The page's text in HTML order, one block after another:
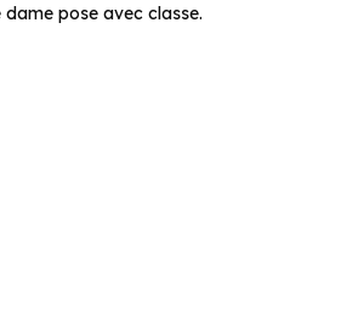
pose avec classe.